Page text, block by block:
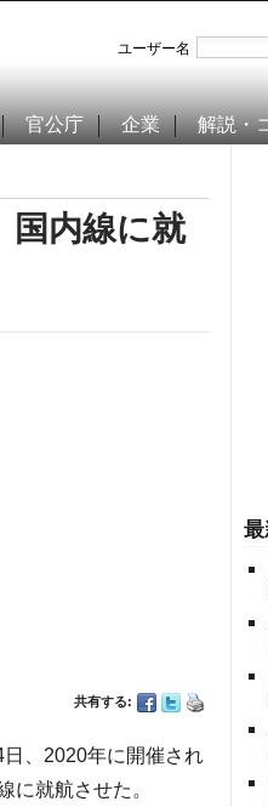
ユーザー名
官公庁 企業 解説・
内線に就
共有する:
、2020年に開催され
に就航させた。